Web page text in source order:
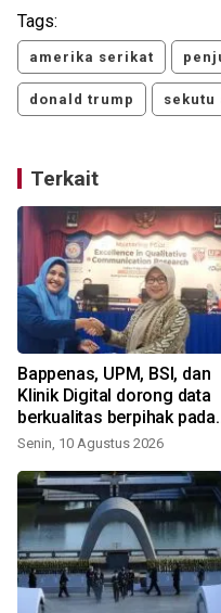
Tags:
amerika serikat
donald trump sekutu
Terkait
Bappenas, UPM, BSI, dan
Klinik Digital dorong data
berkualitas berpihak pada
manusia
Senin, 10 Agustus 2026